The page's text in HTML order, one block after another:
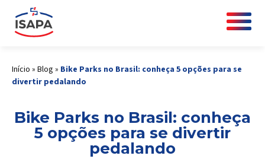
Início » Blog » Bike Parks no Brasil: conheça 5 opções para se
divertir pedalando
Bike Parks no Brasil: conheça
5 opções para se divertir
pedalando